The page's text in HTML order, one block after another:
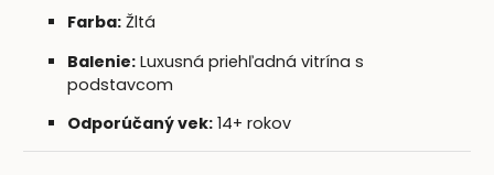
Farba: Žltá
Balenie: Luxusná priehľadná vitrína s
podstavcom
Odporúčaný vek: 14+ rokov